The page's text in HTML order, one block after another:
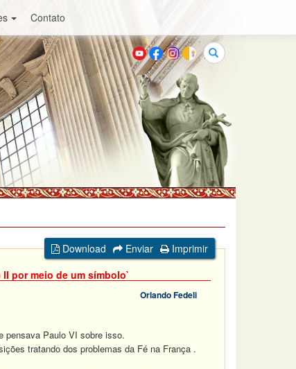
Contato
Buscar
Download Enviar
Imprimir
por meio de um símbolo`
Orlando Fedeli
Paulo VI sobre isso.
tratando dos problemas da Fé na França .